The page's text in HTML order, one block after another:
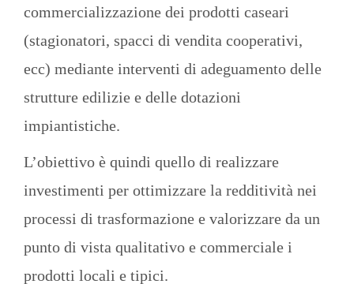
commercializzazione dei prodotti caseari
(stagionatori, spacci di vendita cooperativi,
ecc) mediante interventi di adeguamento delle
strutture edilizie e delle dotazioni
impiantistiche.
L’obiettivo è quindi quello di realizzare
investimenti per ottimizzare la redditività nei
processi di trasformazione e valorizzare da un
punto di vista qualitativo e commerciale i
prodotti locali e tipici.